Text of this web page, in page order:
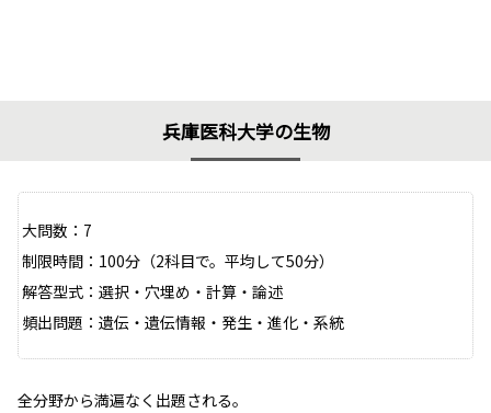
兵庫医科大学の生物
大問数：7
制限時間：100分（2科目で。平均して50分）
解答型式：選択・穴埋め・計算・論述
頻出問題：遺伝・遺伝情報・発生・進化・系統
全分野から満遍なく出題される。